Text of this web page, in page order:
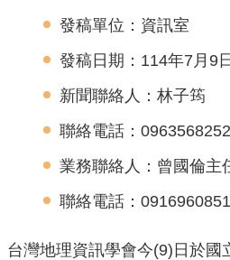
發稿單位：資訊室
發稿日期：114年7月9
新聞聯絡人：林子筠
聯絡電話：0963568252
業務聯絡人：曾國倫主
聯絡電話：0916960851
台灣地理資訊學會今(9)日於國